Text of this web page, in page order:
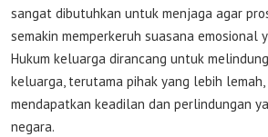
sangat dibutuhkan untuk menjaga agar
semakin memperkeruh suasana emosional
Hukum keluarga dirancang untuk
keluarga, terutama pihak yang lebih
mendapatkan keadilan dan perlindungan
negara.